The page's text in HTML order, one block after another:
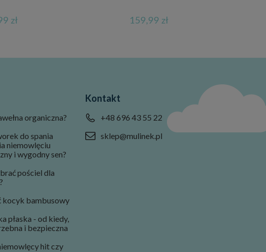
zł 159,99 zł
organiczna?
do spania
niemowlęciu
i wygodny sen?
pościel dla
kocyk bambusowy
płaska - od kiedy,
i bezpieczna
hit czy
Kontakt
+48 696 43 55 22
sklep@mulinek.pl